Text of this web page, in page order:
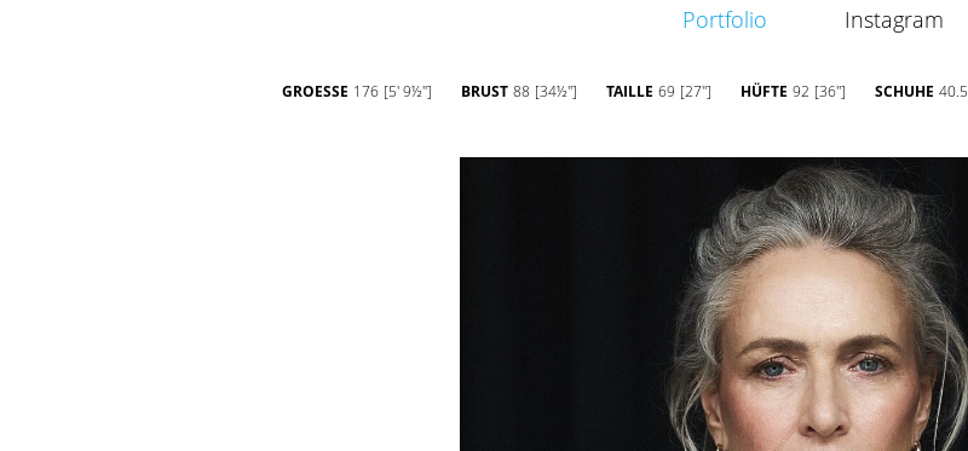
Portfolio Instagram
GROESSE 176 [5' 9½''] BRUST 88 [34½''] TAILLE 69 [27''] HÜFTE 92 [36''] SCHUHE 40.5